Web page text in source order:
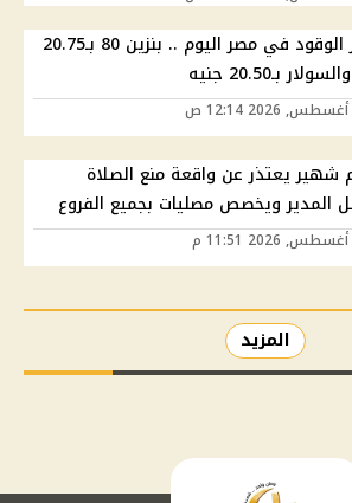
أسعار الوقود في مصر اليوم .. بنزين 80 بـ20.75
بـ20.50 جنيه
يعتذر عن واقعة منع الصلاة
المدير ويخصص مصليات بجميع الفروع
المزيد